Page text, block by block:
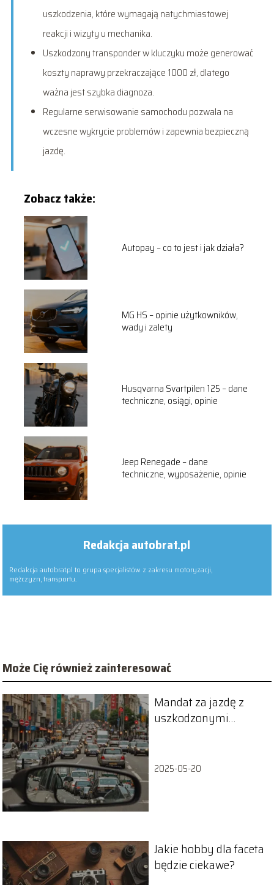
uszkodzenia, które wymagają natychmiastowej
reakcji i wizyty u mechanika.
Uszkodzony transponder w kluczyku może generować
koszty naprawy przekraczające 1000 zł, dlatego
ważna jest szybka diagnoza.
Regularne serwisowanie samochodu pozwala na
wczesne wykrycie problemów i zapewnia bezpieczną
jazdę.
Zobacz także:
Autopay – co to jest i jak działa?
MG HS – opinie użytkowników,
wady i zalety
Husqvarna Svartpilen 125 – dane
techniczne, osiągi, opinie
Jeep Renegade – dane
techniczne, wyposażenie, opinie
Redakcja autobrat.pl
Redakcja autobrat.pl to grupa specjalistów z zakresu motoryzacji,
mężczyzn, transportu.
Może Cię również zainteresować
Mandat za jazdę z
uszkodzonymi
2025-05-20
Jakie hobby dla faceta
będzie ciekawe?